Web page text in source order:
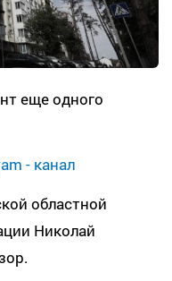
еще одного
- канал
областной
Николай